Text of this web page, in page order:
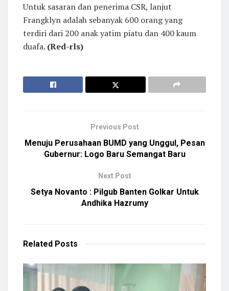
Untuk sasaran dan penerima CSR, lanjut
Frangklyn adalah sebanyak 600 orang yang
terdiri dari 200 anak yatim piatu dan 400 kaum
duafa. (Red-rls)
Previous Post
Menuju Perusahaan BUMD yang Unggul, Pesan
Gubernur: Logo Baru Semangat Baru
Next Post
Setya Novanto : Pilgub Banten Golkar Untuk
Andhika Hazrumy
Related Posts